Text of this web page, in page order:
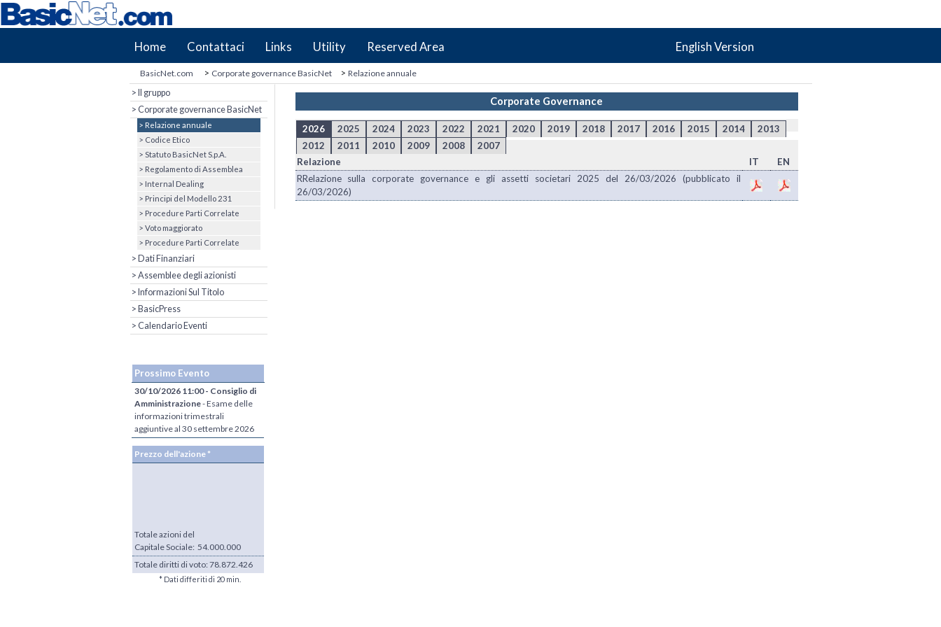
Home Contattaci Links Utility Reserved Area English Version
BasicNet.com > Corporate governance BasicNet > Relazione annuale
Corporate Governance
2026 2025 2024 2023 2022 2021 2020 2019 2018 2017 2016 2015 2014
2013
2012
2011 2010 2009 2008
2007
Relazione
IT
EN
RRelazione sulla corporate governance e gli assetti societari 2025 del 26/03/2026 (pubblicato il
26/03/2026)
> Il gruppo
> Corporate governance BasicNet
> Relazione annuale
> Codice Etico
> Statuto BasicNet S.p.A.
> Regolamento di Assemblea
> Internal Dealing
> Principi del Modello 231
> Procedure Parti Correlate
> Voto maggiorato
> Procedure Parti Correlate
> Dati Finanziari
> Assemblee degli azionisti
> Informazioni Sul Titolo
> BasicPress
> Calendario Eventi
Prossimo Evento
30/10/2026 11:00 - Consiglio di
Amministrazione- Esame delle
informazioni trimestrali
aggiuntive al 30 settembre 2026
Prezzo dell'azione *
Totale azioni del
Capitale Sociale: 54.000.000
Totale diritti di voto:78.872.426
* Dati differiti di 20 min.